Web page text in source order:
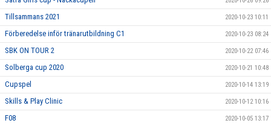
Tillsammans 2021 2020-10-23 10:11
Förberedelse inför tränarutbildning C1 2020-10-23 08:24
SBK ON TOUR 2 2020-10-22 07:46
Solberga cup 2020 2020-10-21 10:48
Cupspel 2020-10-14 13:19
Skills & Play Clinic 2020-10-12 10:16
F08 2020-10-05 13:17